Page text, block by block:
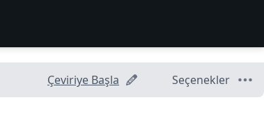
Çeviriye Başla
Seçenekler